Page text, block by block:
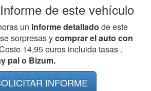
de este vehículo
un informe detallado de este
sorpresas ycomprar el auto con
14,95 euros incluida tasas .
pal o Bizum.
INFORME